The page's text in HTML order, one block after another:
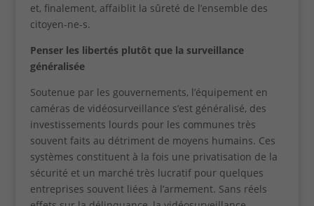
et, finalement, affaiblit la sûreté de l’ensemble des
citoyen-ne-s.
Penser les libertés plutôt que la surveillance
généralisée
Soutenue par les gouvernements, l’équipement en
caméras de vidéosurveillance s’est généralisé, des
investissements lourds pour les communes très
souvent faits au détriment de moyens humains. Ces
systèmes constituent à la fois une privatisation de la
sécurité et un marché très lucratif pour quelques
entreprises souvent liées à l’armement. Sans réels